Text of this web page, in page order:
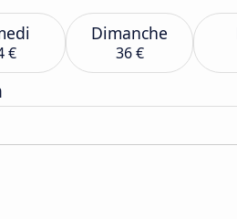
€
Dimanche
36 €